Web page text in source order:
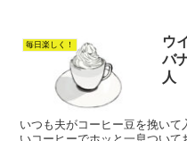
毎日楽しく！
ウ
バ
人
いつも夫がコーヒー豆を挽い